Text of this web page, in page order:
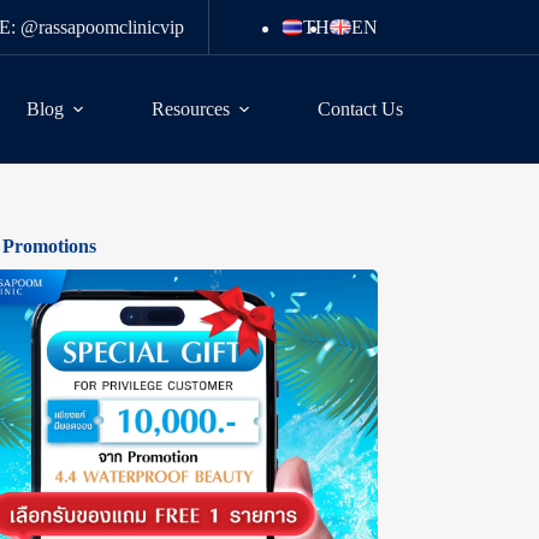
@rassapoomclinicvip TH EN
Blog Resources Contact Us